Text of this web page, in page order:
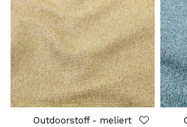
Outdoorstoff - meliert